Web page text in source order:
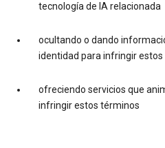
tecnología de IA relacionada
ocultando o dando
identidad para infringir
ofreciendo servicios que
infringir estos términos